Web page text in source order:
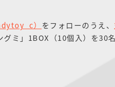
） をフォローのうえ、
ミ」1BOX（10個入）を30